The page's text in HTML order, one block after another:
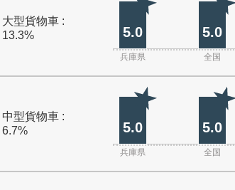
大型貨物車 :
13.3%
5.0 5.0
兵庫県 全国
中型貨物車 :
6.7%
5.0 5.0
兵庫県 全国